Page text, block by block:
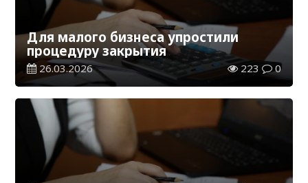
Для малого бизнеса упростили
процедуру закрытия
26.03.2026 223 0